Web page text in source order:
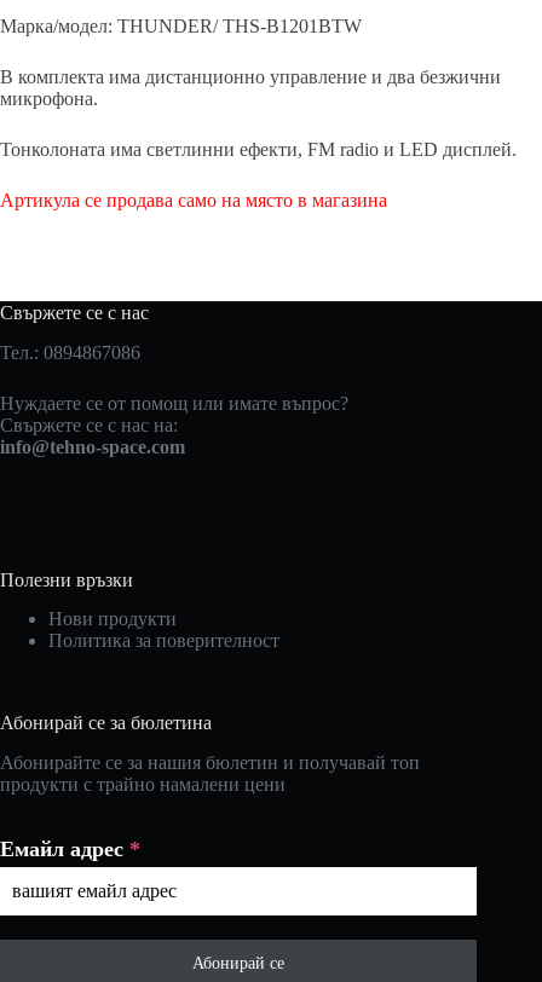
Марка/модел: THUNDER/ THS-B1201BTW
В комплекта има дистанционно управление и два безжични
микрофона.
Тонколоната има светлинни ефекти, FM radio и LED дисплей.
Артикула се продава само на място в магазина
Свържете се с нас
Тел.: 0894867086
Нуждаете се от помощ или имате въпрос?
Свържете се с нас на:
info@tehno-space.com
Полезни връзки
Нови продукти
Политика за поверителност
Абонирай се за бюлетина
Абонирайте се за нашия бюлетин и получавай топ
продукти с трайно намалени цени
Емайл адрес *
Абонирай се